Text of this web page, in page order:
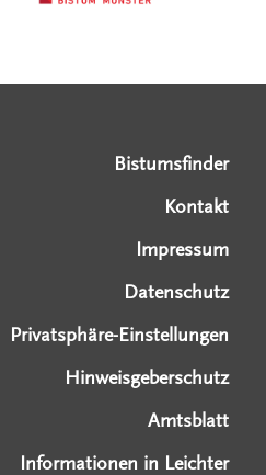
Bistumsfinder
Kontakt
Impressum
Datenschutz
Privatsphäre-Einstellungen
Hinweisgeberschutz
Amtsblatt
Informationen in Leichter